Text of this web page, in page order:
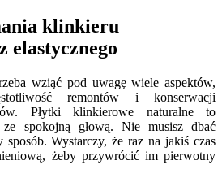
klinkieru
elastycznego
wziąć pod uwagę wiele aspektów,
remontów i konserwacji
Płytki klinkierowe naturalne to
spokojną głową. Nie musisz dbać
Wystarczy, że raz na jakiś czas
żeby przywrócić im pierwotny